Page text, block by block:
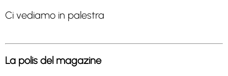
Ci vediamo in palestra
La polis del magazine